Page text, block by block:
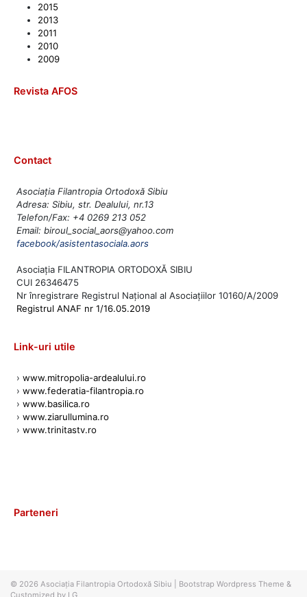
2015
2013
2011
2010
2009
Revista AFOS
Contact
Asociația Filantropia Ortodoxă Sibiu
Adresa: Sibiu, str. Dealului, nr.13
Telefon/Fax: +4 0269 213 052
Email: biroul_social_aors@yahoo.com
facebook/asistentasociala.aors
Asociația FILANTROPIA ORTODOXĂ SIBIU
CUI 26346475
Nr înregistrare Registrul Național al Asociațiilor 10160/A/2009
Registrul ANAF nr 1/16.05.2019
Link-uri utile
› www.mitropolia-ardealului.ro
› www.federatia-filantropia.ro
› www.basilica.ro
› www.ziarullumina.ro
› www.trinitastv.ro
Parteneri
© 2026 Asociația Filantropia Ortodoxă Sibiu Bootstrap Wordpress Theme &
Customized by LG